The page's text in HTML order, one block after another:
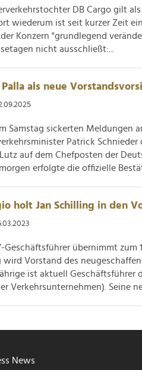
DB Cargo gilt
wiederum ist seit kurzer Zeit
Konzern "grundlegend
nicht ausschließt:...
Palla als neue
Samstag sickerten Meldungen
Patrick
auf dem Chefposten der
erfolgte die offizielle
holt Jan Schilling in den
Geschäftsführer übernimmt zum
wird Vorstand des
ist aktuell Geschäftsführer
Verkehrsunternehmen). Seine
News